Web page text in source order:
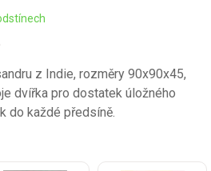
z Indie, rozměry 90x90x45,
dvířka pro dostatek úložného
do každé předsíně.